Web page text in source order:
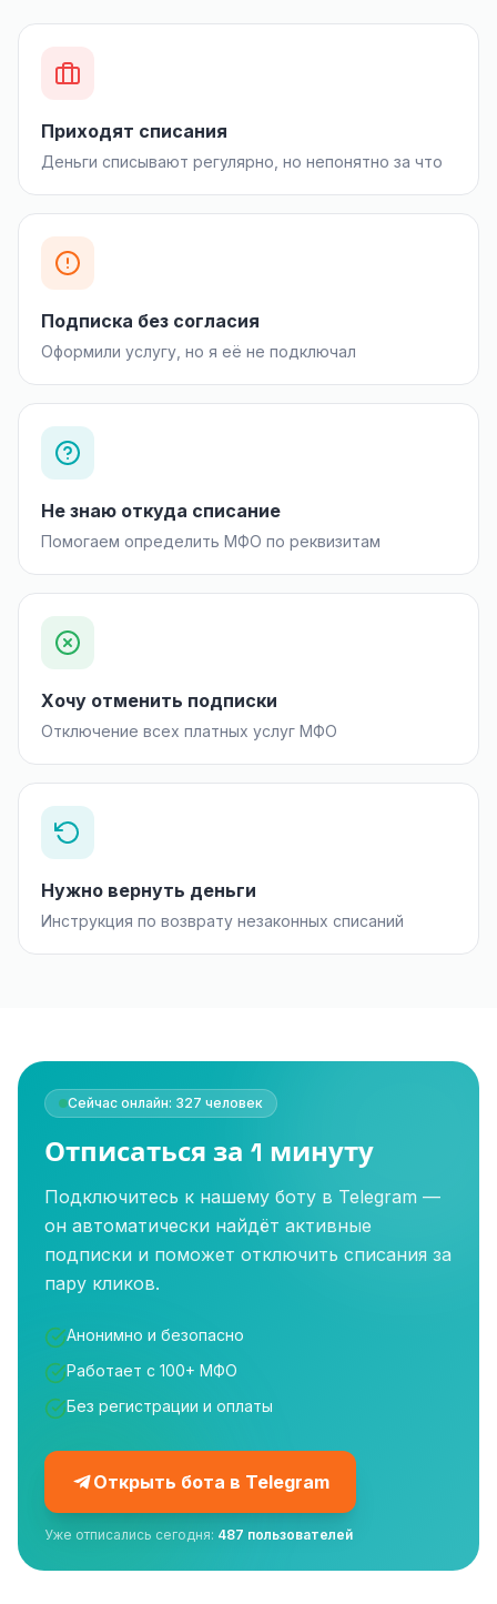
Приходят списания
Деньги списывают регулярно, но непонятно за что
Подписка без согласия
Оформили услугу, но я её не подключал
Не знаю откуда списание
Помогаем определить МФО по реквизитам
Хочу отменить подписки
Отключение всех платных услуг МФО
Нужно вернуть деньги
Инструкция по возврату незаконных списаний
Сейчас онлайн: 327 человек
Отписаться за 1 минуту
Подключитесь к нашему боту в Telegram —
он автоматически найдёт активные
подписки и поможет отключить списания за
пару кликов.
Анонимно и безопасно
Работает с 100+ МФО
Без регистрации и оплаты
Открыть бота в Telegram
Уже отписались сегодня: 487 пользователей